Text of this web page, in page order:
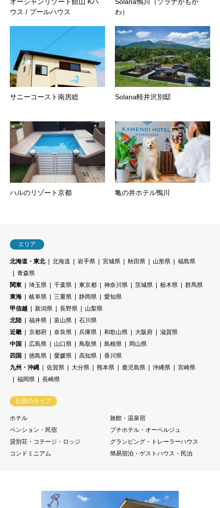
ウス / プールハウス
わ）
サニーコースト南房総 Solana軽井沢別邸
ハルのリゾート京都 亀の井ホテル鴨川
エリア
北海道・東北 北海道 岩手県 宮城県 秋田県 山形県
福島県
青森県
関東
埼玉県 千葉県 東京都 神奈川県 茨城県 栃木県
群馬県
東海
岐阜県 三重県 静岡県
愛知県
甲信越
新潟県 長野県
山梨県
北陸
福井県 富山県
石川県
近畿
京都府 奈良県 兵庫県 和歌山県 大阪府
滋賀県
中国
広島県 山口県 鳥取県 島根県
岡山県
四国
徳島県 愛媛県 高知県
香川県
九州・沖縄
佐賀県 大分県 熊本県 鹿児島県 沖縄県
宮崎県
福岡県
長崎県
お宿のタイプ
ホテル
旅館・温泉宿
ペンション・民宿
プチホテル・オーベルジュ
貸別荘・コテージ・ロッジ
グランピング・トレーラーハウス
コンドミニアム
簡易宿泊・ゲストハウス・民泊